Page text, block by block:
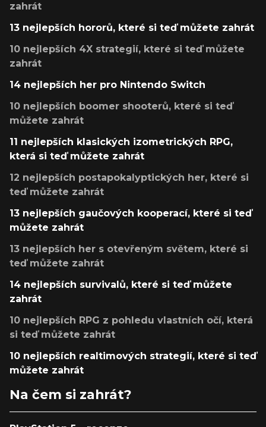
zahrát
13 nejlepších hororů, které si teď můžete zahrát
10 nejlepších 4X strategií, které si teď můžete
zahrát
14 nejlepších her pro Nintendo Switch
10 nejlepších boomer shooterů, které si teď
můžete zahrát
11 nejlepších klasických izometrických RPG,
která si teď můžete zahrát
12 nejlepších postapokalyptických her, které si
teď můžete zahrát
13 nejlepších gaučových kooperací, které si teď
můžete zahrát
13 nejlepších her s otevřeným světem, které si
teď můžete zahrát
14 nejlepších survivalů, které si teď můžete
zahrát
10 nejlepších RPG z pohledu vlastních očí, která
si teď můžete zahrát
10 nejlepších realtimových strategií, které si teď
můžete zahrát
Na čem si zahrát?